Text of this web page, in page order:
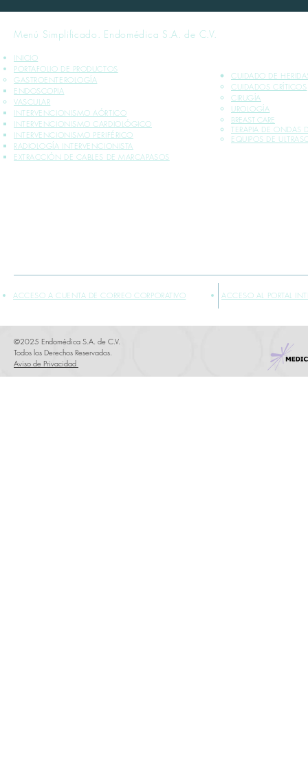
Menú Simplificado. Endomédica S.A. de C.V.
INICIO
PORTAFOLIO DE PRODUCTOS
GASTROENTEROLOGÍA
ENDOSCOPIA
VASCULAR
INTERVENCIONISMO AÓRTICO
INTERVENCIONISMO CARDIOLÓGICO
INTERVENCIONISMO PERIFÉRICO
RADIOLOGÍA INTERVENCIONISTA
EXTRACCIÓN DE CABLES DE MARCAPASOS
CUIDADO DE
CUIDADOS CRÍTICOS​
CIRUGÍA
UROLOGÍA
BREAST CARE
TERAPIA DE ONDAS
EQUIPOS DE
ACCESO A CUENTA DE CORREO CORPORATIVO ACCESO AL PORTAL
©2025 Endomédica S.A. de C.V.
Todos los Derechos Reservados.
Aviso de Privacidad